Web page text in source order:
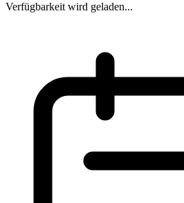
Verfügbarkeit wird geladen...